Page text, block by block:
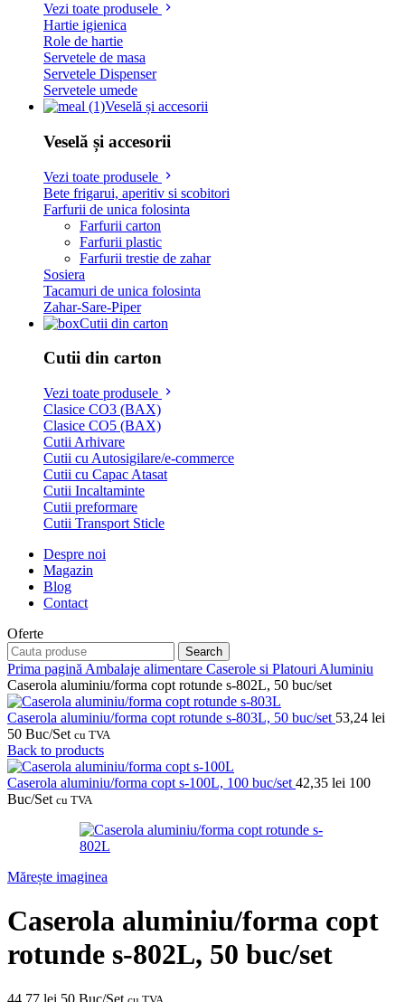
Vezi toate produsele
Hartie igienica
Role de hartie
Servetele de masa
Servetele Dispenser
Servetele umede
Veselă și accesorii
Veselă și accesorii
Vezi toate produsele
Bete frigarui, aperitiv si scobitori
Farfurii de unica folosinta
Farfurii carton
Farfurii plastic
Farfurii trestie de zahar
Sosiera
Tacamuri de unica folosinta
Zahar-Sare-Piper
Cutii din carton
Cutii din carton
Vezi toate produsele
Clasice CO3 (BAX)
Clasice CO5 (BAX)
Cutii Arhivare
Cutii cu Autosigilare/e-commerce
Cutii cu Capac Atasat
Cutii Incaltaminte
Cutii preformare
Cutii Transport Sticle
Despre noi
Magazin
Blog
Contact
Oferte
Search
Prima pagină Ambalaje alimentare Caserole si Platouri Aluminiu
Caserola aluminiu/forma copt rotunde s-802L, 50 buc/set
Caserola aluminiu/forma copt rotunde s-803L, 50 buc/set 53,24 lei
50 Buc/Set cu TVA
Back to products
Caserola aluminiu/forma copt s-100L, 100 buc/set 42,35 lei 100
Buc/Set cu TVA
Mărește imaginea
Caserola aluminiu/forma copt
rotunde s-802L, 50 buc/set
44,77 lei 50 Buc/Set